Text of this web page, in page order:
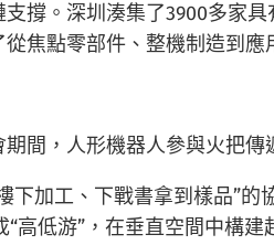
撐。深圳湊集了3900多家
焦點零部件、整機制造到應
間，人形機器人參與火把傳
下加工、下戰書拿到樣品”
“高低游”，在垂直空間中構